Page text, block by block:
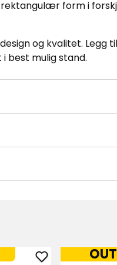
form i
og kvalitet. Legg
best mulig stand.
Sorter etter